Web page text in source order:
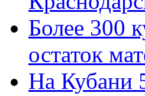
Более 300
остаток
На Кубани